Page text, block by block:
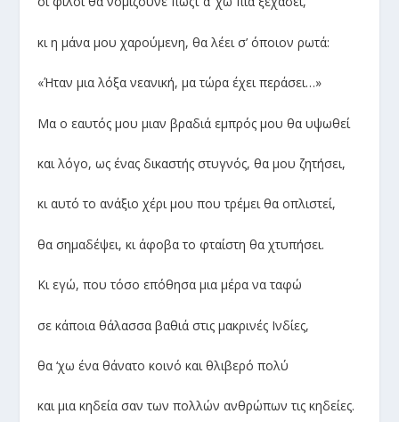
κι η µάνα µου χαρούµενη,θα λέει σ’όποιον ρωτά:
«Ήτανµιαλόξανεανική,µατώραέχειπεράσει…»
Μαοεαυτός µου µιαν βραδιά εµπρός µου θα υψωθεί
και λόγο,ως ένας δικαστής στυγνός,θα µου ζητήσει,
κι αυτό το ανάξιο χέρι µου που τρέµει θα οπλιστεί,
θα σηµαδέψει,κι άφοβα το φταίστη θα χτυπήσει.
Κι εγώ,που τόσο επόθησα µια µέρα να ταφώ
σε κάποια θάλασσα βαθιά στις µακρινές Ινδίες,
θα ‘χω ένα θάνατο κοινό και θλιβερό πολύ
και µια κηδεία σαν των πολλών ανθρώπων τις κηδείες.